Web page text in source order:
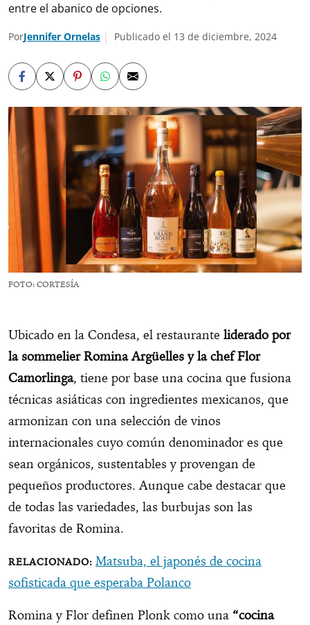
entre el abanico de opciones.
PorJennifer Ornelas Publicado el 13 de diciembre, 2024
FOTO: CORTESÍA
Ubicado en la Condesa, el restaurante liderado por
la sommelier Romina Argüelles y la chef Flor
Camorlinga, tiene por base una cocina que fusiona
técnicas asiáticas con ingredientes mexicanos, que
armonizan con una selección de vinos
internacionales cuyo común denominador es que
sean orgánicos, sustentables y provengan de
pequeños productores. Aunque cabe destacar que
de todas las variedades, las burbujas son las
favoritas de Romina.
Matsuba, el japonés de cocina
sofisticada que esperaba Polanco
Romina y Flor definen Plonk como una “cocina